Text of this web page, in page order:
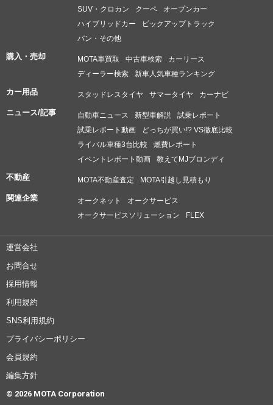
SUV・クロカン
クーペ
オープンカー
ハイブリッドカー
ピックアップトラック
バン・その他
購入・売却 MOTA車買取 中古車検索
カーリース
ディーラー検索
新車人気車種ランキング
カー用品 スタッドレスタイヤ サマータイヤ カーナビ
ニュース/記事 自動車ニュース 新型車解説
試乗レポート
試乗レポート動画
どっちが買い!? VS徹底比較
ライバル車種3台比較
燃費レポート
イベントレポート動画
教えてMJブロンディ
不動産 MOTA不動産査定 MOTA引越し見積もり
関連企業 オークネット
オークサービス
オークサービスソリューション
FLEX
運営会社
お問合せ
採用情報
利用規約
SNS利用規約
プライバシーポリシー
会員規約
編集方針
© 2026 MOTA Corporation